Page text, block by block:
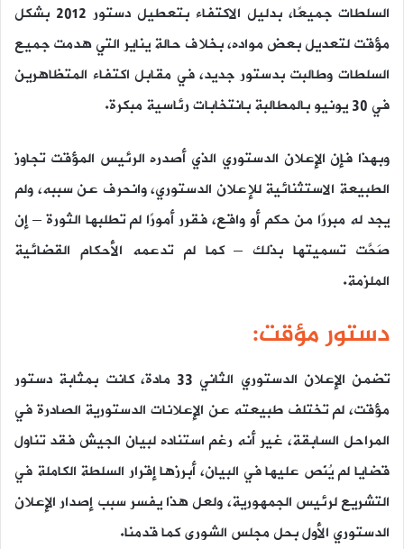
السلطات جميعًا، بدليل الاكتفاء بتعطيل دستور 2012 بشكل
مؤقت لتعديل بعض مواده، بخلاف حالة يناير التي هدمت جميع
السلطات وطالبت بدستور جديد، في مقابل اكتفاء المتظاهرين
في 30 يونيو بالمطالبة بانتخابات رئاسية مبكرة.
وبهذا فإن الإعلان الدستوري الذي أصدره الرئيس المؤقت تجاوز
الطبيعة الاستثنائية للإعلان الدستوري، وانحرف عن سببه، ولم
يجد له مبررًا من حكم أو واقع، فقرر أمورًا لم تطلبها الثورة – إن
صَحَّت تسميتها بذلك – كما لم تدعمه الأحكام القضائية
الملزمة.
دستور مؤقت:
تضمن الإعلان الدستوري الثاني 33 مادة، كانت بمثابة دستور
مؤقت، لم تختلف طبيعته عن الإعلانات الدستورية الصادرة في
المراحل السابقة، غير أنه رغم استناده لبيان الجيش فقد تناول
قضايا لم يُنَص عليها في البيان، أبرزها إقرار السلطة الكاملة في
التشريع لرئيس الجمهورية، ولعل هذا يفسر سبب إصدار الإعلان
الدستوري الأول بحل مجلس الشورى كما قدمنا.